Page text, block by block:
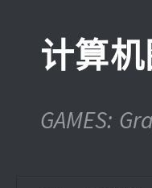
计算
GAMES: